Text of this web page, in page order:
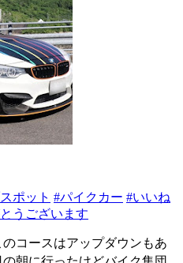
ポット #パイクカー #いいね
うございます
コースはアップダウンもあ